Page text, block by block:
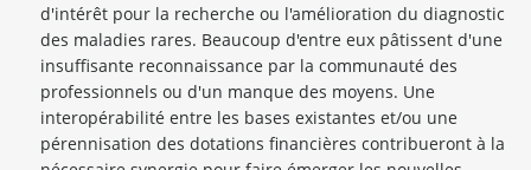
d'intérêt pour la recherche ou l'amélioration du diagnostic
des maladies rares. Beaucoup d'entre eux pâtissent d'une
insuffisante reconnaissance par la communauté des
professionnels ou d'un manque des moyens. Une
interopérabilité entre les bases existantes et/ou une
pérennisation des dotations financières contribueront à la